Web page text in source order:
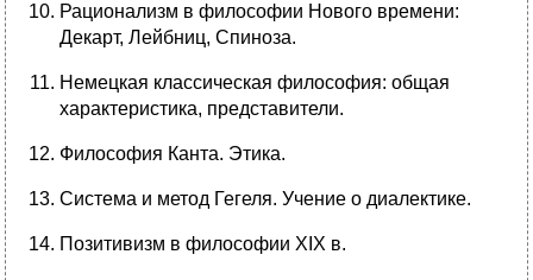
Рационализм в философии Нового времени:
Декарт, Лейбниц, Спиноза.
Немецкая классическая философия: общая
характеристика, представители.
Философия Канта. Этика.
Система и метод Гегеля. Учение о диалектике.
Позитивизм в философии XIX в.